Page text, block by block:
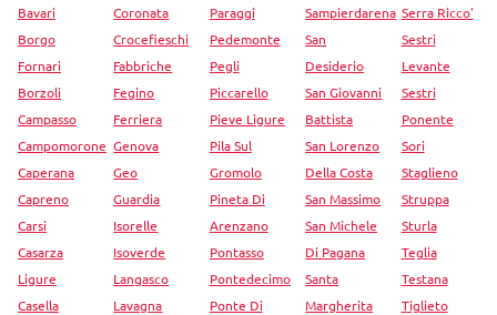
Bavari
Borgo
Fornari
Borzoli
Campasso
Campomorone
Caperana
Capreno
Carsi
Casarza
Ligure
Casella
Coronata
Crocefieschi
Fabbriche
Fegino
Ferriera
Genova
Geo
Guardia
Isorelle
Isoverde
Langasco
Lavagna
Paraggi
Pedemonte
Pegli
Piccarello
Pieve Ligure
Pila Sul
Gromolo
Pineta Di
Arenzano
Pontasso
Pontedecimo
Ponte Di
Sampierdarena
San
Desiderio
San Giovanni
Battista
San Lorenzo
Della Costa
San Massimo
San Michele
Di Pagana
Santa
Margherita
Serra Ricco'
Sestri
Levante
Sestri
Ponente
Sori
Staglieno
Struppa
Sturla
Teglia
Testana
Tiglieto